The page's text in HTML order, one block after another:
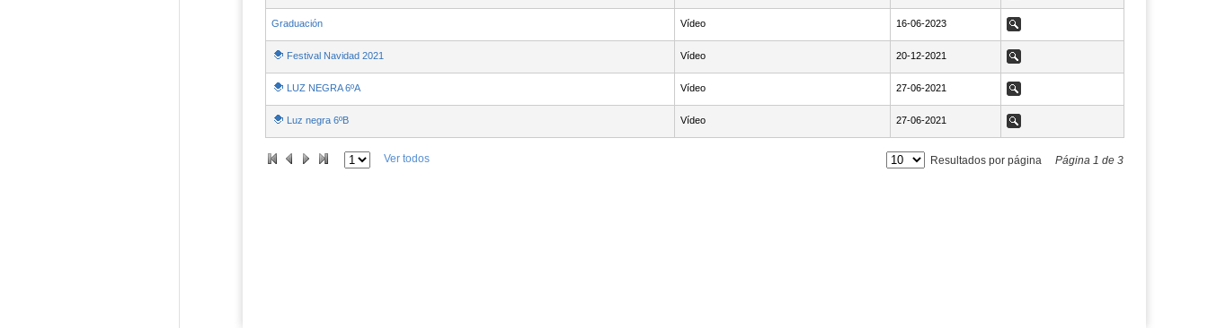
Graduación Vídeo NaN16-06-2023
16-06-2023 Ver
Festival Navidad 2021 Vídeo NaN20-12-2021
20-12-2021 Ver
LUZ NEGRA 6ºA Vídeo NaN27-06-2021
27-06-2021 Ver
Luz negra 6ºB Vídeo NaN27-06-2021
27-06-2021 Ver
Ver todos Resultados por página Página 1 de 3